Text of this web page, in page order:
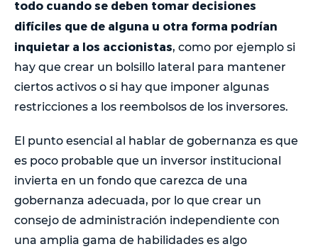
todo cuando se deben tomar decisiones
difíciles que de alguna u otra forma podrían
inquietar a los accionistas, como por ejemplo si
hay que crear un bolsillo lateral para mantener
ciertos activos o si hay que imponer algunas
restricciones a los reembolsos de los inversores.
El punto esencial al hablar de gobernanza es que
es poco probable que un inversor institucional
invierta en un fondo que carezca de una
gobernanza adecuada, por lo que crear un
consejo de administración independiente con
una amplia gama de habilidades es algo